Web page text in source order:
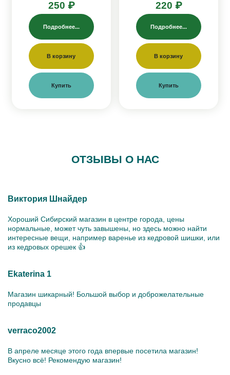
250 ₽
Подробнее...
В корзину
Купить
220 ₽
Подробнее...
В корзину
Купить
ОТЗЫВЫ О НАС
Виктория Шнайдер
Хороший Сибирский магазин в центре города, цены
нормальные, может чуть завышены, но здесь можно найти
интересные вещи, например варенье из кедровой шишки, или
из кедровых орешек 👍
Ekaterina 1
Магазин шикарный! Большой выбор и доброжелательные
продавцы
verraco2002
В апреле месяце этого года впервые посетила магазин!
Вкусно всё! Рекомендую магазин!